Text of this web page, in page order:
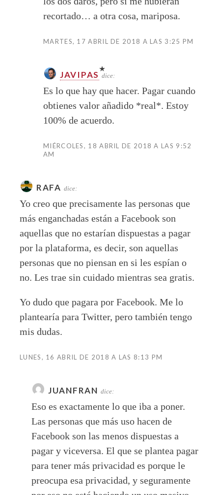
recortado… a otra cosa, mariposa.
MARTES, 17 ABRIL DE 2018 A LAS 3:25 PM
JAVIPAS dice:
Es lo que hay que hacer. Pagar cuando
obtienes valor añadido *real*. Estoy
100% de acuerdo.
MIÉRCOLES, 18 ABRIL DE 2018 A LAS 9:52
AM
RAFA dice:
Yo creo que precisamente las personas que
más enganchadas están a Facebook son
aquellas que no estarían dispuestas a pagar
por la plataforma, es decir, son aquellas
personas que no piensan en si les espían o
no. Les trae sin cuidado mientras sea gratis.
Yo dudo que pagara por Facebook. Me lo
plantearía para Twitter, pero también tengo
mis dudas.
LUNES, 16 ABRIL DE 2018 A LAS 8:13 PM
JUANFRAN dice:
Eso es exactamente lo que iba a poner.
Las personas que más uso hacen de
Facebook son las menos dispuestas a
pagar y viceversa. El que se plantea pagar
para tener más privacidad es porque le
preocupa esa privacidad, y seguramente